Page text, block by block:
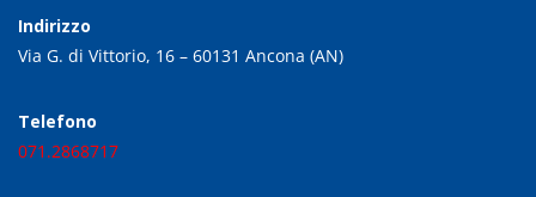
Indirizzo
Via G. di Vittorio, 16 – 60131 Ancona (AN)
Telefono
071.2868717